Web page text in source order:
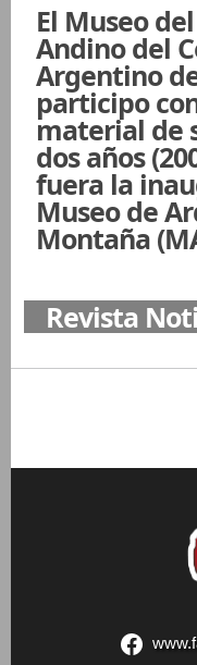
El Museo
Andino del
Argentino
participo
material de
dos años
fuera la
Museo de
Montaña
Revista